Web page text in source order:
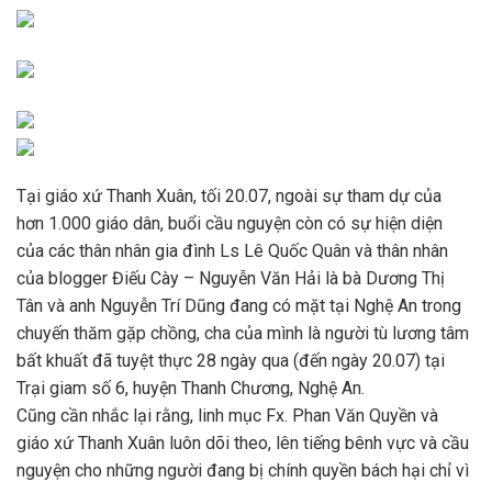
Tại giáo xứ Thanh Xuân, tối 20.07, ngoài sự tham dự của
hơn 1.000 giáo dân, buổi cầu nguyện còn có sự hiện diện
của các thân nhân gia đình Ls Lê Quốc Quân và thân nhân
của blogger Điếu Cày – Nguyễn Văn Hải là bà Dương Thị
Tân và anh Nguyễn Trí Dũng đang có mặt tại Nghệ An trong
chuyến thăm gặp chồng, cha của mình là người tù lương tâm
bất khuất đã tuyệt thực 28 ngày qua (đến ngày 20.07) tại
Trại giam số 6, huyện Thanh Chương, Nghệ An.
Cũng cần nhắc lại rằng, linh mục Fx. Phan Văn Quyền và
giáo xứ Thanh Xuân luôn dõi theo, lên tiếng bênh vực và cầu
nguyện cho những người đang bị chính quyền bách hại chỉ vì